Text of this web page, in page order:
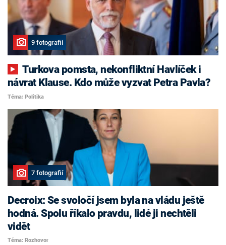
9 fotografií
Turkova pomsta, nekonfliktní Havlíček i
návrat Klause. Kdo může vyzvat Petra Pavla?
Téma: Politika
7 fotografií
Decroix: Se svoločí jsem byla na vládu ještě
hodná. Spolu říkalo pravdu, lidé ji nechtěli
vidět
Téma: Rozhovor